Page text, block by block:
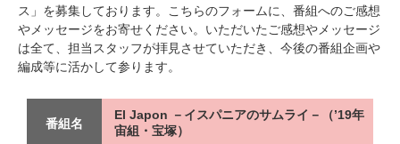
ス」を募集しております。こちらのフォームに、番組へのご感想
やメッセージをお寄せください。いただいたご感想やメッセージ
は全て、担当スタッフが拝見させていただき、今後の番組企画や
編成等に活かして参ります。
番組名
El Japon －イスパニアのサムライ－（’19年
宙組・宝塚）